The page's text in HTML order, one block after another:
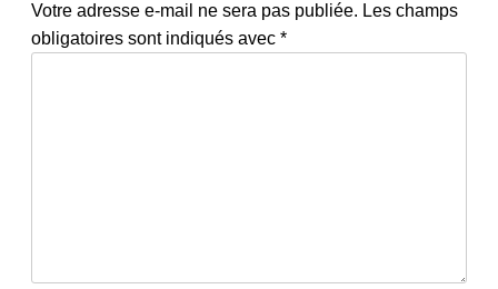
Votre adresse e-mail ne sera pas publiée. Les champs
obligatoires sont indiqués avec *